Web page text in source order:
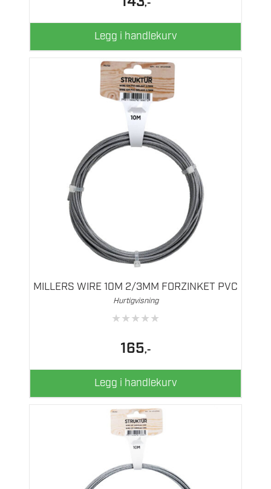
,-
Legg i handlekurv
MILLERS WIRE 10M 2/3MM FORZINKET PVC
Hurtigvisning
★★★★★
165,-
Legg i handlekurv